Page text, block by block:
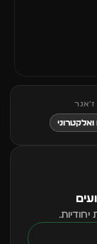
ז׳אנר
ואלקטרוני